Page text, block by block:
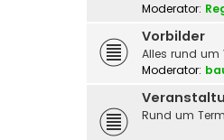
Moderator:
Vorbilder
Alles rund um
Moderator:
Rund um